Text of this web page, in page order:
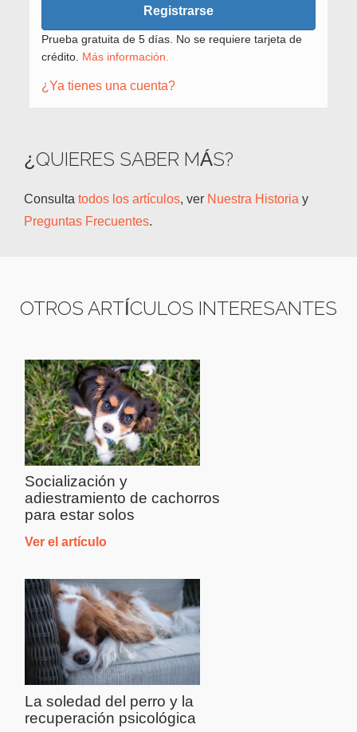
Registrarse
Prueba gratuita de 5 días. No se requiere tarjeta de
crédito.
Más información.
¿Ya tienes una cuenta?
¿QUIERES SABER MÁS?
Consulta todos los artículos, ver Nuestra Historia y
Preguntas Frecuentes.
OTROS ARTÍCULOS INTERESANTES
Socialización y
adiestramiento de cachorros
para estar solos
Ver el artículo
La soledad del perro y la
recuperación psicológica